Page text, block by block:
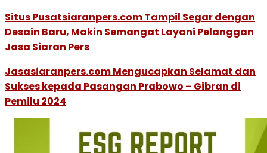
Situs Pusatsiaranpers.com Tampil Segar dengan
Desain Baru, Makin Semangat Layani Pelanggan
Jasa Siaran Pers
Jasasiaranpers.com Mengucapkan Selamat dan
Sukses kepada Pasangan Prabowo – Gibran di
Pemilu 2024